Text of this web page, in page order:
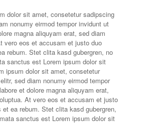
dolor sit amet, consetetur sadipscing
nonumy eirmod tempor invidunt ut
magna aliquyam erat, sed diam
vero eos et accusam et justo duo
rebum. Stet clita kasd gubergren, no
sanctus est Lorem ipsum dolor sit
ipsum dolor sit amet, consetetur
sed diam nonumy eirmod tempor
et dolore magna aliquyam erat,
At vero eos et accusam et justo
et ea rebum. Stet clita kasd gubergren,
sanctus est Lorem ipsum dolor sit